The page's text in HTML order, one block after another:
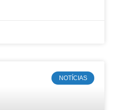
NOTÍCIAS